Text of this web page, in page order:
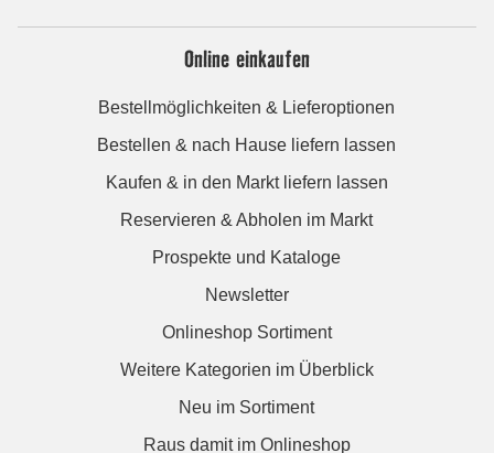
Online einkaufen
Bestellmöglichkeiten & Lieferoptionen
Bestellen & nach Hause liefern lassen
Kaufen & in den Markt liefern lassen
Reservieren & Abholen im Markt
Prospekte und Kataloge
Newsletter
Onlineshop Sortiment
Weitere Kategorien im Überblick
Neu im Sortiment
Raus damit im Onlineshop